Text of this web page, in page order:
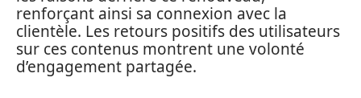
renforçant ainsi sa connexion avec la
clientèle. Les retours positifs des utilisateurs
sur ces contenus montrent une volonté
d’engagement partagée.